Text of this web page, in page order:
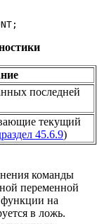
последней
текущий
45.6.9)
команды
переменной
на
в ложь.